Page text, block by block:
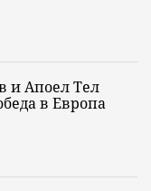
и Апоел Тел
в Европа